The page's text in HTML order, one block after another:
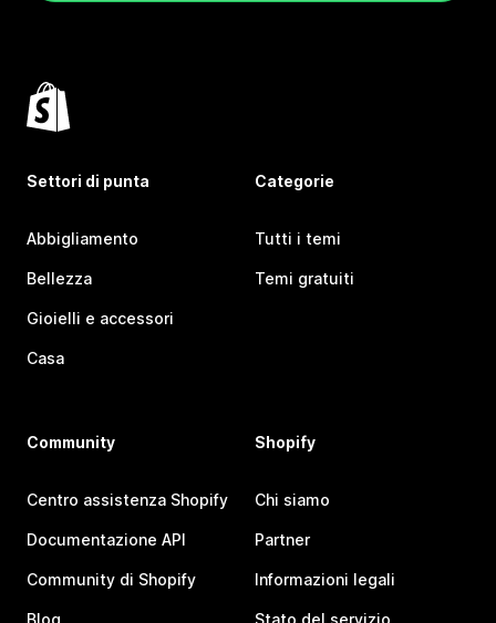
Settori di punta
Abbigliamento
Bellezza
Gioielli e accessori
Casa
Categorie
Tutti i temi
Temi gratuiti
Community
Centro assistenza Shopify
Documentazione API
Community di Shopify
Shopify
Chi siamo
Partner
Informazioni legali